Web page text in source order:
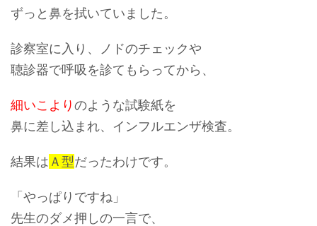
ずっと鼻を拭いていました。
診察室に入り、ノドのチェックや
聴診器で呼吸を診てもらってから、
細いこよりのような試験紙を
鼻に差し込まれ、インフルエンザ検査。
結果は Ａ型だったわけです。
「やっぱりですね」
先生のダメ押しの一言で、